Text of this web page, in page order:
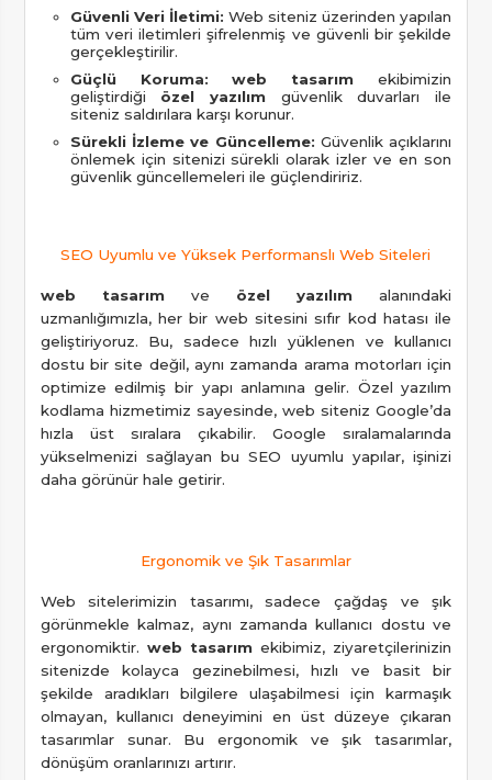
Güvenli Veri İletimi: Web siteniz üzerinden yapılan
tüm veri iletimleri şifrelenmiş ve güvenli bir şekilde
gerçekleştirilir.
Güçlü Koruma:
web tasarım ekibimizin
geliştirdiği özel yazılım güvenlik duvarları ile
siteniz saldırılara karşı korunur.
Sürekli İzleme ve Güncelleme: Güvenlik açıklarını
önlemek için sitenizi sürekli olarak izler ve en son
güvenlik güncellemeleri ile güçlendiririz.
SEO Uyumlu ve Yüksek Performanslı Web Siteleri
web tasarımve özel yazılım alanındaki
uzmanlığımızla, her bir web sitesini sıfır kod hatası ile
geliştiriyoruz. Bu, sadece hızlı yüklenen ve kullanıcı
dostu bir site değil, aynı zamanda arama motorları için
optimize edilmiş bir yapı anlamına gelir. Özel yazılım
kodlama hizmetimiz sayesinde, web siteniz Google’da
hızla üst sıralara çıkabilir. Google sıralamalarında
yükselmenizi sağlayan bu SEO uyumlu yapılar, işinizi
daha görünür hale getirir.
Ergonomik ve Şık Tasarımlar
Web sitelerimizin tasarımı, sadece çağdaş ve şık
görünmekle kalmaz, aynı zamanda kullanıcı dostu ve
ergonomiktir. web tasarımekibimiz, ziyaretçilerinizin
sitenizde kolayca gezinebilmesi, hızlı ve basit bir
şekilde aradıkları bilgilere ulaşabilmesi için karmaşık
olmayan, kullanıcı deneyimini en üst düzeye çıkaran
tasarımlar sunar. Bu ergonomik ve şık tasarımlar,
dönüşüm oranlarınızı artırır.